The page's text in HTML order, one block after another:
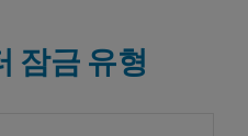
잠금 유형